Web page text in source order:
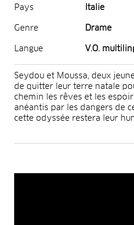
Pays Italie
Genre Drame
Langue V.O.
Seydou et Moussa, deux
de quitter leur terre natale
chemin les rêves et les
anéantis par les dangers de
cette odyssée restera leur